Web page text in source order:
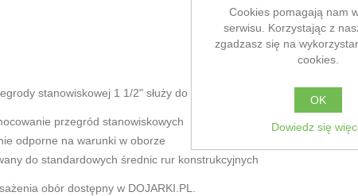
stanowiskowej 1 1/2" służy do pewnego mocowania rur
przegród stanowiskowych
odporne na warunki w oborze
do standardowych średnic rur konstrukcyjnych
obór dostępny w DOJARKI.PL.
Cookies pomagają nam
serwisu. Korzystając z
zgadzasz się na
cookies.
OK
Dowiedz się